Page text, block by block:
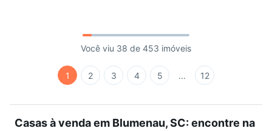
Você viu 38 de 453 imóveis
1 2 3 4 5 ... 12
Casas à venda em Blumenau, SC: encontre na